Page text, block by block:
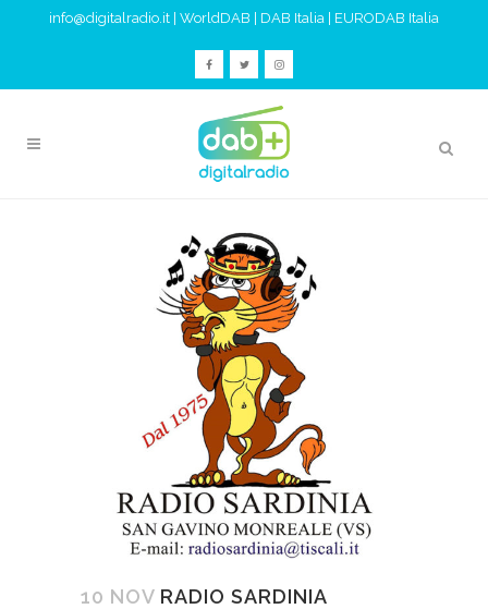
info@digitalradio.it WorldDAB DAB Italia EURODAB Italia
10 NOV RADIO SARDINIA